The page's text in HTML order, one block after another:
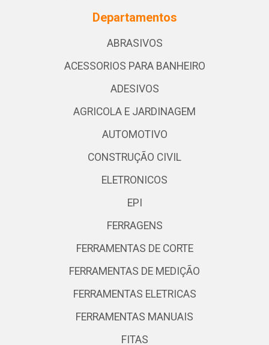
Departamentos
ABRASIVOS
ACESSORIOS PARA BANHEIRO
ADESIVOS
AGRICOLA E JARDINAGEM
AUTOMOTIVO
CONSTRUÇÃO CIVIL
ELETRONICOS
EPI
FERRAGENS
FERRAMENTAS DE CORTE
FERRAMENTAS DE MEDIÇÃO
FERRAMENTAS ELETRICAS
FERRAMENTAS MANUAIS
FITAS